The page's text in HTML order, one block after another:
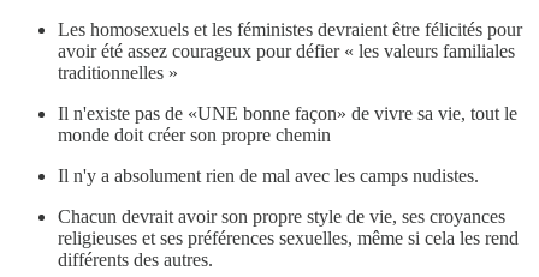
Les homosexuels et les féministes devraient être félicités pour
avoir été assez courageux pour défier « les valeurs familiales
traditionnelles »
Il n'existe pas de «UNE bonne façon» de vivre sa vie, tout le
monde doit créer son propre chemin
Il n'y a absolument rien de mal avec les camps nudistes.
Chacun devrait avoir son propre style de vie, ses croyances
religieuses et ses préférences sexuelles, même si cela les rend
différents des autres.